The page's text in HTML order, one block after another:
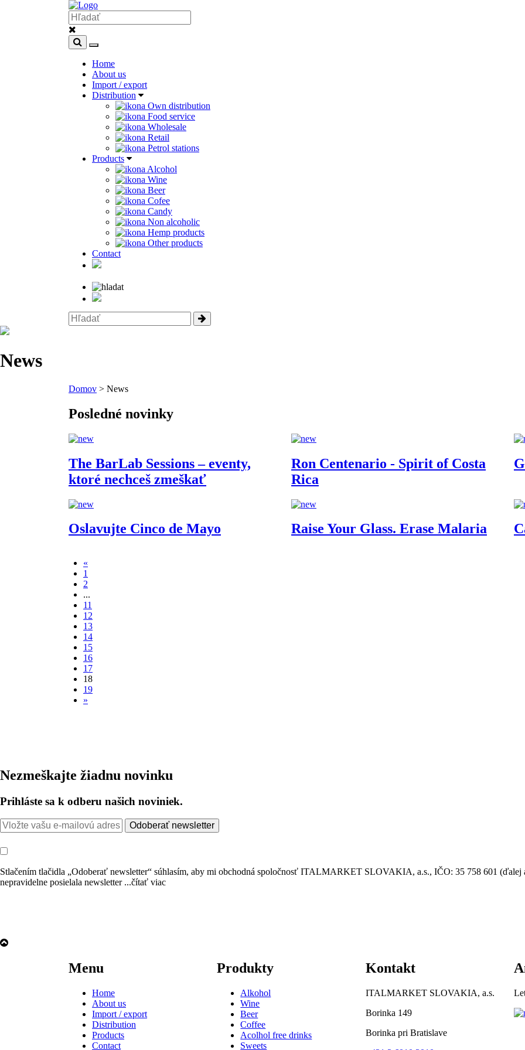
Home
About us
Import / export
Distribution
Own distribution
Food service
Wholesale
Retail
Petrol stations
Products
Alcohol
Wine
Beer
Cofee
Candy
Non alcoholic
Hemp products
Other products
Contact
News
Domov > News
Posledné novinky
The BarLab Sessions – eventy,
ktoré nechceš zmeškať
Ron Centenario - Spirit of Costa
Rica
Oslavujte Cinco de Mayo Raise Your Glass. Erase Malaria
«
1
2
...
11
12
13
14
15
16
17
18
19
»
Nezmeškajte žiadnu novinku
Prihláste sa k odberu našich noviniek.
Odoberať newsletter
Stlačením tlačidla „Odoberať newsletter“ súhlasím, aby mi obchodná spoločnosť ITALMARKET SLOVAKIA, a.s., IČO: 35 758 601 (ďalej
nepravidelne posielala newsletter ...čítať viac
Menu
Home
About us
Import / export
Distribution
Products
Contact
Produkty
Alkohol
Wine
Beer
Coffee
Acolhol free drinks
Sweets
Kontakt
ITALMARKET SLOVAKIA, a.s.
Borinka 149
Borinka pri Bratislave